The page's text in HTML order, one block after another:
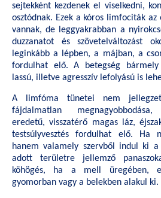
sejtekként kezdenek el viselkedni,
osztódnak. Ezek a kóros limfociták az
vannak, de leggyakrabban a
duzzanatot és szövetelváltozást
leginkább a lépben, a májban, a
fordulhat elő. A betegség bármely
lassú, illetve agresszív lefolyású is
A limfóma tünetei nem
fájdalmatlan megnagyobbodása,
eredetű, visszatérő magas láz,
testsúlyvesztés fordulhat elő. Ha
hanem valamely szervből indul ki
adott területre jellemző
köhögés, ha a mell üregében,
gyomorban vagy a belekben alakul ki.